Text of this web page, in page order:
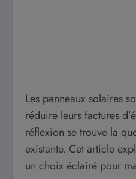
Les panneaux solaires
réduire leurs factures
réflexion se trouve la
existante. Cet article
un choix éclairé pour